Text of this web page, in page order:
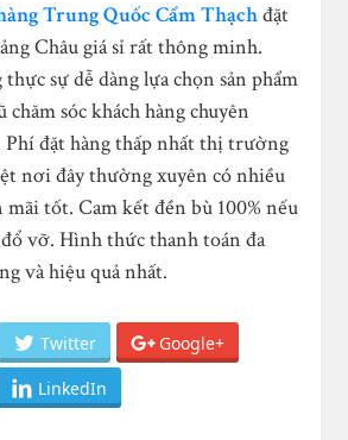
Trung Quốc Cẩm Thạchđặt
Châu giá sỉ rất thông minh.
sự dễ dàng lựa chọn sản phẩm
sóc khách hàng chuyên
đặt hàng thấp nhất thị trường
nơi đây thường xuyên có nhiều
mãi tốt. Cam kết đền bù 100% nếu
vỡ. Hình thức thanh toán đa
và hiệu quả nhất.
Twitter
Google+
LinkedIn